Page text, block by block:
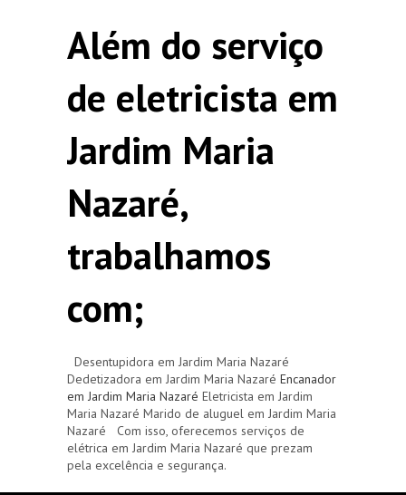
Além do serviço
de eletricista em
Jardim Maria
Nazaré,
trabalhamos
com;
Desentupidora em Jardim Maria Nazaré
Dedetizadora em Jardim Maria Nazaré Encanador
em Jardim Maria Nazaré Eletricista em Jardim
Maria Nazaré Marido de aluguel em Jardim Maria
Nazaré Com isso, oferecemos serviços de
elétrica em Jardim Maria Nazaré que prezam
pela excelência e segurança.